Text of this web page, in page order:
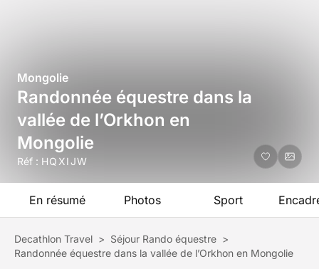
Mongolie
Randonnée équestre dans la
vallée de l’Orkhon en
Mongolie
Réf : HQXIJW
En résumé Photos Sport
Decathlon Travel > Séjour Rando équestre >
Randonnée équestre dans la vallée de l’Orkhon en Mongolie